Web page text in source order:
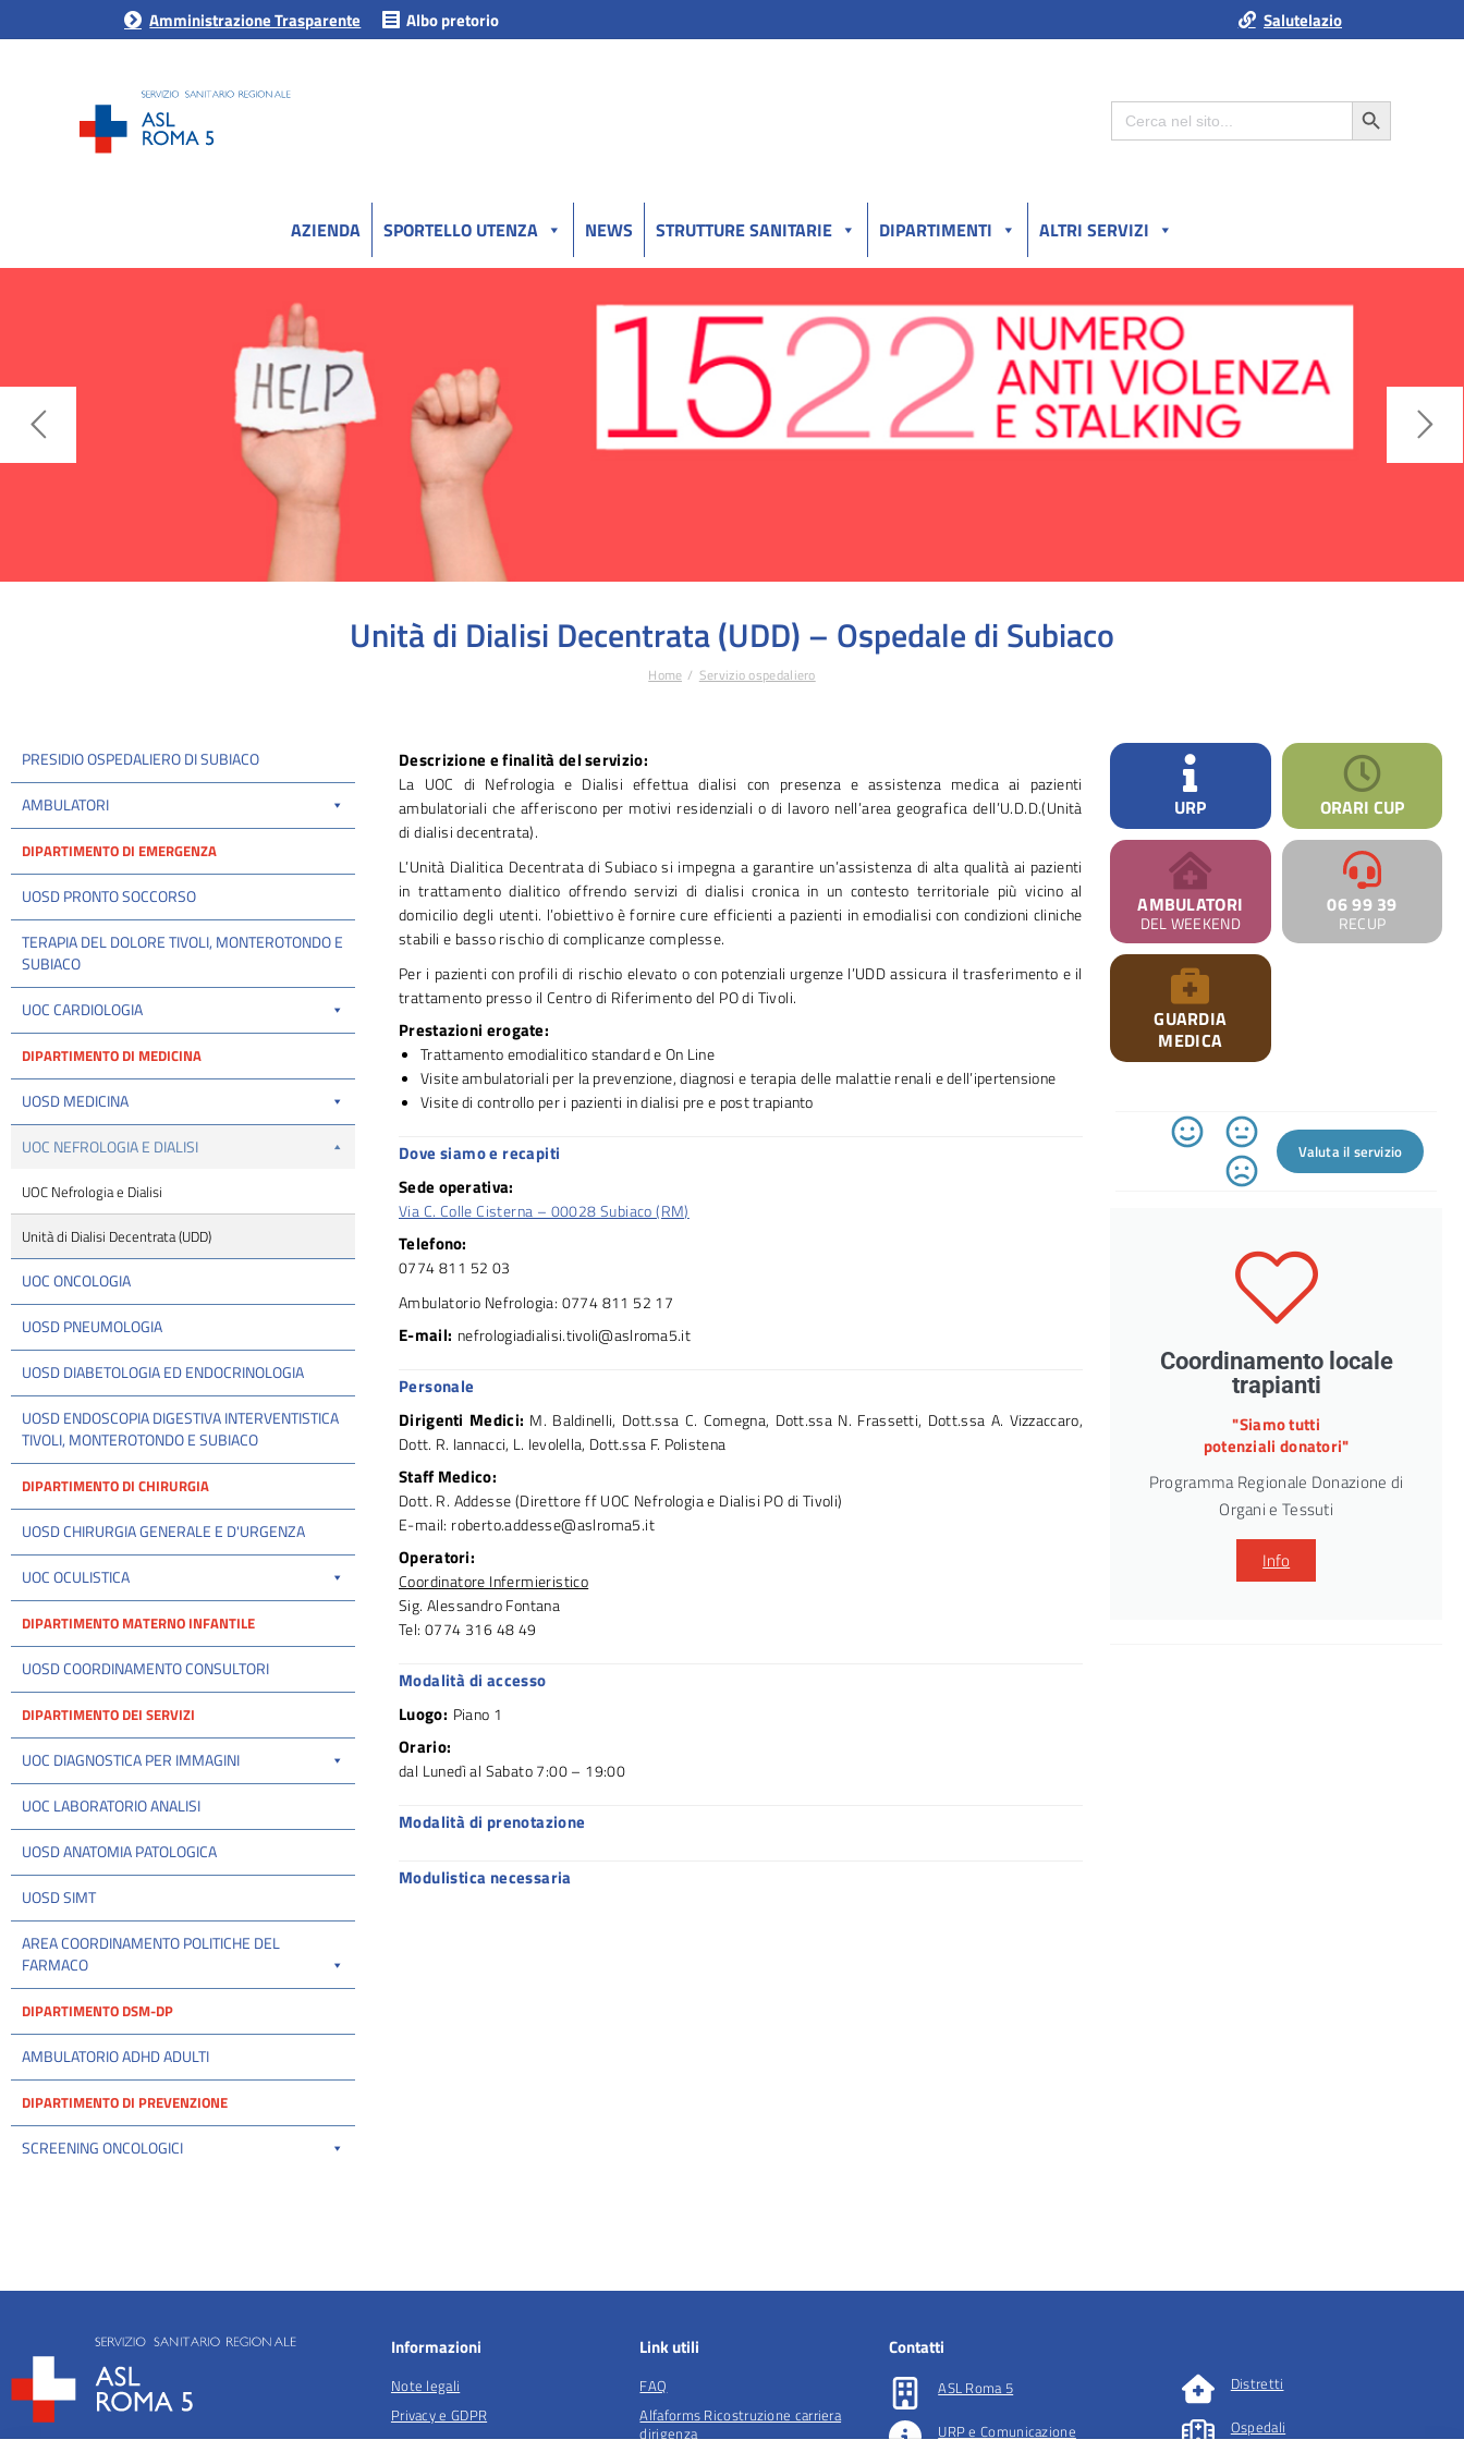
Amministrazione Trasparente Albo pretorio Salutelazio
Search
for:
Search Button
AZIENDA SPORTELLO UTENZA NEWS STRUTTURE SANITARIE DIPARTIMENTI ALTRI SERVIZI
Unità di Dialisi Decentrata (UDD) – Ospedale di Subiaco
Home Servizio ospedaliero
PRESIDIO OSPEDALIERO DI SUBIACO
AMBULATORI
DIPARTIMENTO DI EMERGENZA
UOSD PRONTO SOCCORSO
TERAPIA DEL DOLORE TIVOLI, MONTEROTONDO E
SUBIACO
UOC CARDIOLOGIA
DIPARTIMENTO DI MEDICINA
UOSD MEDICINA
UOC NEFROLOGIA E DIALISI
UOC Nefrologia e Dialisi
Unità di Dialisi Decentrata (UDD)
UOC ONCOLOGIA
UOSD PNEUMOLOGIA
UOSD DIABETOLOGIA ED ENDOCRINOLOGIA
UOSD ENDOSCOPIA DIGESTIVA INTERVENTISTICA
TIVOLI, MONTEROTONDO E SUBIACO
DIPARTIMENTO DI CHIRURGIA
UOSD CHIRURGIA GENERALE E D'URGENZA
UOC OCULISTICA
DIPARTIMENTO MATERNO INFANTILE
UOSD COORDINAMENTO CONSULTORI
DIPARTIMENTO DEI SERVIZI
UOC DIAGNOSTICA PER IMMAGINI
UOC LABORATORIO ANALISI
UOSD ANATOMIA PATOLOGICA
UOSD SIMT
AREA COORDINAMENTO POLITICHE DEL
FARMACO
DIPARTIMENTO DSM-DP
AMBULATORIO ADHD ADULTI
DIPARTIMENTO DI PREVENZIONE
SCREENING ONCOLOGICI
Descrizione e finalità del servizio:
La UOC di Nefrologia e Dialisi effettua dialisi con presenza e assistenza medica ai pazienti
ambulatoriali che afferiscono per motivi residenziali o di lavoro nell’area geografica dell’U.D.D.(Unità
di dialisi decentrata).
L’Unità Dialitica Decentrata di Subiaco si impegna a garantire un’assistenza di alta qualità ai pazienti
in trattamento dialitico offrendo servizi di dialisi cronica in un contesto territoriale più vicino al
domicilio degli utenti. l’obiettivo è fornire cure efficienti a pazienti in emodialisi con condizioni cliniche
stabili e basso rischio di complicanze complesse.
Per i pazienti con profili di rischio elevato o con potenziali urgenze l’UDD assicura il trasferimento e il
trattamento presso il Centro di Riferimento del PO di Tivoli.
Prestazioni erogate:
Trattamento emodialitico standard e On Line
Visite ambulatoriali per la prevenzione, diagnosi e terapia delle malattie renali e dell’ipertensione
Visite di controllo per i pazienti in dialisi pre e post trapianto
Dove siamo e recapiti
Sede operativa:
Via C. Colle Cisterna – 00028 Subiaco (RM)
Telefono:
0774 811 52 03
Ambulatorio Nefrologia: 0774 811 52 17
E-mail: nefrologiadialisi.tivoli@aslroma5.it
Personale
Dirigenti Medici: M. Baldinelli, Dott.ssa C. Comegna, Dott.ssa N. Frassetti, Dott.ssa A. Vizzaccaro,
Dott. R. Iannacci, L. Ievolella, Dott.ssa F. Polistena
Staff Medico:
Dott. R. Addesse (Direttore ff UOC Nefrologia e Dialisi PO di Tivoli)
E-mail: roberto.addesse@aslroma5.it
Operatori:
Coordinatore Infermieristico
Sig. Alessandro Fontana
Tel: 0774 316 48 49
Modalità di accesso
Luogo: Piano 1
Orario:
dal Lunedì al Sabato 7:00 – 19:00
Modalità di prenotazione
Modulistica necessaria
URP
AMBULATORI
DEL WEEKEND
GUARDIA
MEDICA
ORARI CUP
06 99 39
RECUP
Valuta il servizio
Coordinamento locale
trapianti
"Siamo tutti
potenziali donatori"
Programma Regionale Donazione di
Organi e Tessuti
Info
Informazioni
Note legali
Privacy e GDPR
Link utili
FAQ
Alfaforms Ricostruzione carriera
dirigenza
Contatti
ASL Roma 5
URP e Comunicazione
Distretti
Ospedali